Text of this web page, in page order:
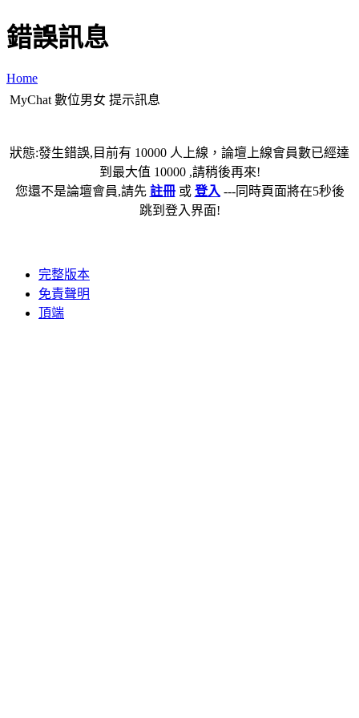
錯誤訊息
Home
MyChat 數位男女 提示訊息
狀態:發生錯誤,目前有 10000 人上線，論壇上線會員數已經達
到最大值 10000 ,請稍後再來!
您還不是論壇會員,請先 註冊或 登入 ---同時頁面將在5秒後
跳到登入界面!
完整版本
免責聲明
頂端